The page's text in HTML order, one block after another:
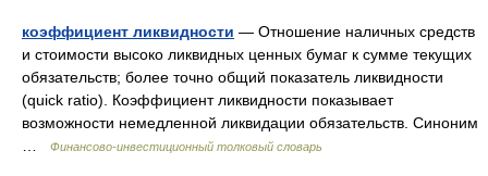
коэффициент ликвидности — Отношение наличных средств
и стоимости высоко ликвидных ценных бумаг к сумме текущих
обязательств; более точно общий показатель ликвидности
(quick ratio). Коэффициент ликвидности показывает
возможности немедленной ликвидации обязательств. Синоним
Финансово-инвестиционный толковый словарь